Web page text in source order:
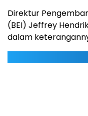
Direktur
(BEI) Jeffrey
dalam